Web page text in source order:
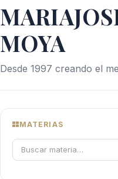
MOYA
Desde 1997 creando el
MATERIAS